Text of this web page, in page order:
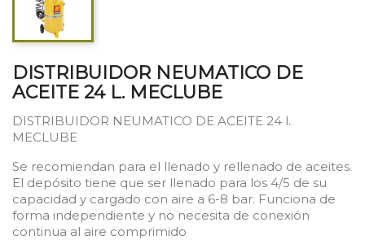
DISTRIBUIDOR NEUMATICO DE
ACEITE 24 L. MECLUBE
DISTRIBUIDOR NEUMATICO DE ACEITE 24 l.
MECLUBE
Se recomiendan para el llenado y rellenado de aceites.
El depósito tiene que ser llenado para los 4/5 de su
capacidad y cargado con aire a 6-8 bar. Funciona de
forma independiente y no necesita de conexión
continua al aire comprimido